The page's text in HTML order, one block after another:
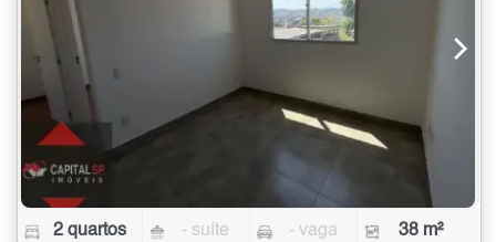
2 quartos - suíte - vaga 38 m²